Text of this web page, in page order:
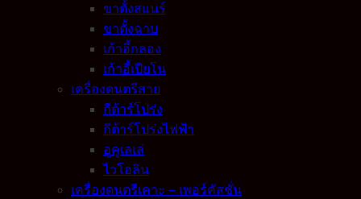
ขาตั้งสแนร์
ขาตั้งฉาบ
เก้าอี้กลอง
เก้าอี้เปียโน
เครื่องดนตรีสาย
กีต้าร์โปร่ง
กีต้าร์โปร่งไฟฟ้า
อูคูเลเล่
ไวโอลิน
เครื่องดนตรีเคาะ – เพอร์คัสชั่น